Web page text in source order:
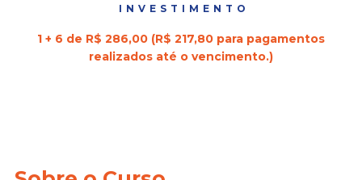
INVESTIMENTO
1 + 6 de R$ 286,00 (R$ 217,80 para pagamentos
realizados até o vencimento.)